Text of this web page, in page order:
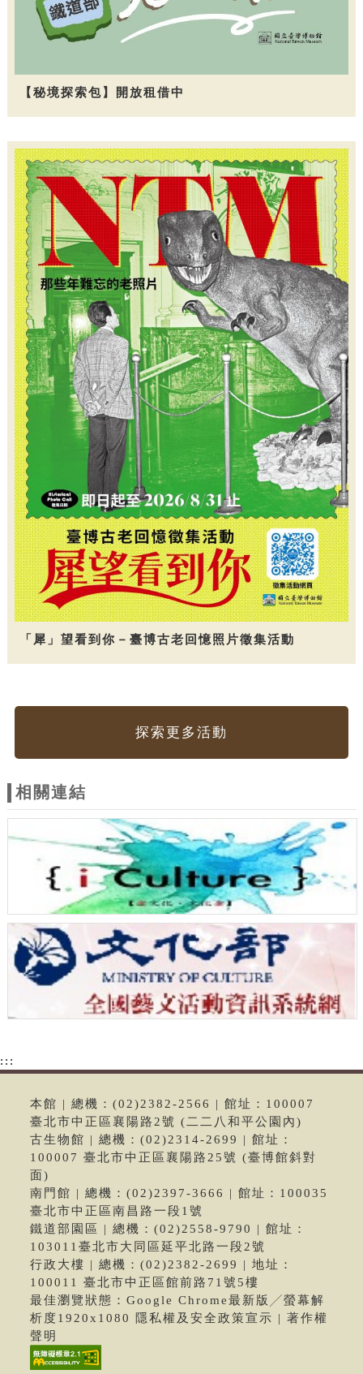
【秘境探索包】開放租借中
「犀」望看到你－臺博古老回憶照片徵集活動
探索更多活動
相關連結
:::
本館 | 總機：(02)2382-2566 | 館址：100007
臺北市中正區襄陽路2號 (二二八和平公園內)
古生物館 | 總機：(02)2314-2699 | 館址：
100007 臺北市中正區襄陽路25號 (臺博館斜對
面)
南門館 | 總機：(02)2397-3666 | 館址：100035
臺北市中正區南昌路一段1號
鐵道部園區 | 總機：(02)2558-9790 | 館址：
103011臺北市大同區延平北路一段2號
行政大樓 | 總機：(02)2382-2699 | 地址：
100011 臺北市中正區館前路71號5樓
最佳瀏覽狀態：Google Chrome最新版╱螢幕解
析度1920x1080 隱私權及安全政策宣示 | 著作權
聲明